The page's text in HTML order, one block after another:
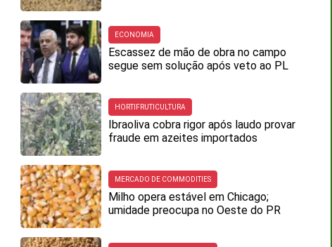
ECONOMIA
Escassez de mão de obra no campo
segue sem solução após veto ao PL
HORTIFRUTICULTURA
Ibraoliva cobra rigor após laudo provar
fraude em azeites importados
MERCADO DE COMMODITIES
Milho opera estável em Chicago;
umidade preocupa no Oeste do PR